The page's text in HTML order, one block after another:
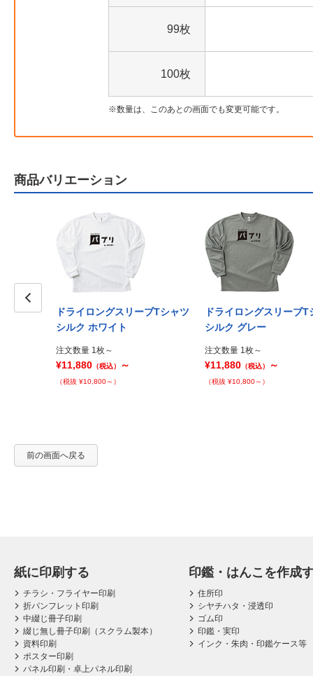
99枚
100枚
数量は、このあとの画面でも変更可能です。
商品バリエーション
ドライロングスリーブTシャツ
シルク ホワイト
注文数量 1枚～
¥11,880 （税込） ～
（税抜 ¥10,800～）
ドライロングスリーブT
シルク グレー
注文数量 1枚～
¥11,880 （税込） ～
（税抜 ¥10,800～）
前の画面へ戻る
紙に印刷する
チラシ・フライヤー印刷
折パンフレット印刷
中綴じ冊子印刷
綴じ無し冊子印刷（スクラム製本）
資料印刷
ポスター印刷
パネル印刷・卓上パネル印刷
印鑑・はんこを作成
住所印
シヤチハタ・浸透印
ゴム印
印鑑・実印
インク・朱肉・印鑑ケース等